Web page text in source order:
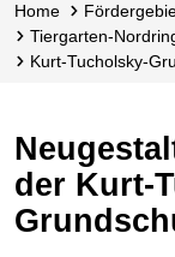
Home
Tiergarten-
Kurt-Tucholsky-
der Kurt-